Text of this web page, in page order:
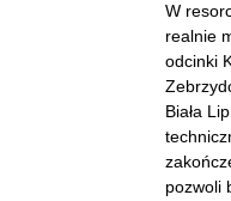
W
realnie
odcinki
Biała
pozwoli